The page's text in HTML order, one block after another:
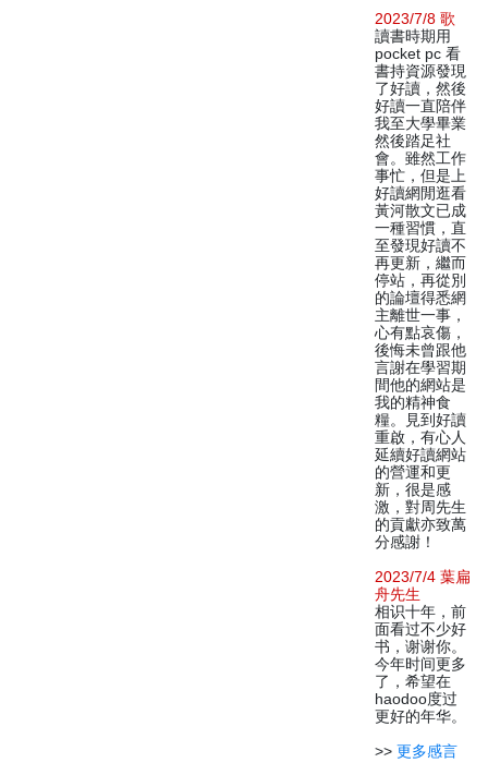
2023/7/8 歌
讀書時期用
pocket pc 看
書持資源發現
了好讀，然後
好讀一直陪伴
我至大學畢業
然後踏足社
會。雖然工作
事忙，但是上
好讀網閒逛看
黃河散文已成
一種習慣，直
至發現好讀不
再更新，繼而
停站，再從別
的論壇得悉網
主離世一事，
心有點哀傷，
後悔未曾跟他
言謝在學習期
間他的網站是
我的精神食
糧。見到好讀
重啟，有心人
延續好讀網站
的營運和更
新，很是感
激，對周先生
的貢獻亦致萬
分感謝！
2023/7/4 葉扁
舟先生
相识十年，前
面看过不少好
书，谢谢你。
今年时间更多
了，希望在
haodoo度过
更好的年华。
>> 更多感言